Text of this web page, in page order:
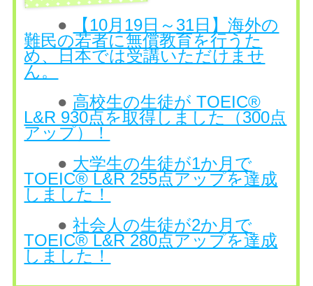
●
【10月19日～31日】海外の
難民の若者に無償教育を行うた
め、日本では受講いただけませ
ん。
● 高校生の生徒が TOEIC®
L&R 930点を取得しました（300点
アップ）！
● 大学生の生徒が1か月で
TOEIC® L&R 255点アップを達成
しました！
●社会人の生徒が2か月で
TOEIC® L&R 280点アップを達成
しました！